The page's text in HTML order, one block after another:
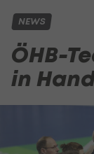
NEWS
ÖHB-
in